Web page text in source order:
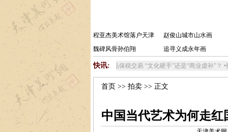
程亚杰美术馆落户天津
赵俊山城市山水画
魏碑风骨孙伯翔
追寻义成永年画
快讯:
• 艺术品保税交易 “文化硬手”还是“商业虚补”？•拈花来拜饮
首页 >> 拍卖>> 正文
中国当代艺术为何走红